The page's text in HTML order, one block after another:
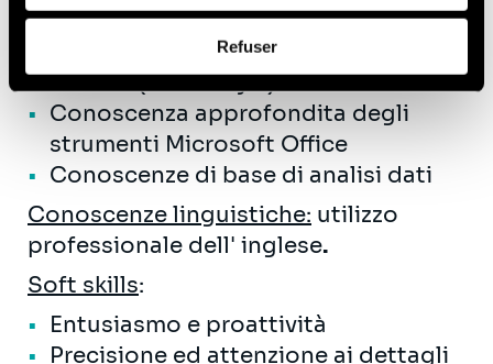
vous pouvez nous contacter et comment nous traitons
Politique de protection des données à caractère
personnel
Refuser
Conoscenza di base del mondo
assicurativo e delle normative di
settore (Solvency II)
Conoscenza approfondita degli
strumenti Microsoft Office
Conoscenze di base di analisi dati
Conoscenze linguistiche: utilizzo
professionale dell' inglese.
Soft skills:
Entusiasmo e proattività
Precisione ed attenzione ai dettagli